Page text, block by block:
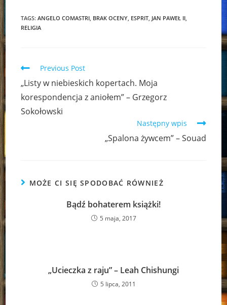
TAGS:ANGELO COMASTRI BRAK OCENY ESPRIT JAN PAWEŁ II
RELIGIA
Read
articles
Previous Post
„Listy w niebieskich kopertach. Moja
korespondencja z aniołem” – Grzegorz
Sokołowski
Następny wpis
„Spalona żywcem” – Souad
MOŻE CI SIĘ SPODOBAĆ RÓWNIEŻ
Bądź bohaterem książki!
5 maja, 2017
„Ucieczka z raju” – Leah Chishungi
5 lipca, 2011